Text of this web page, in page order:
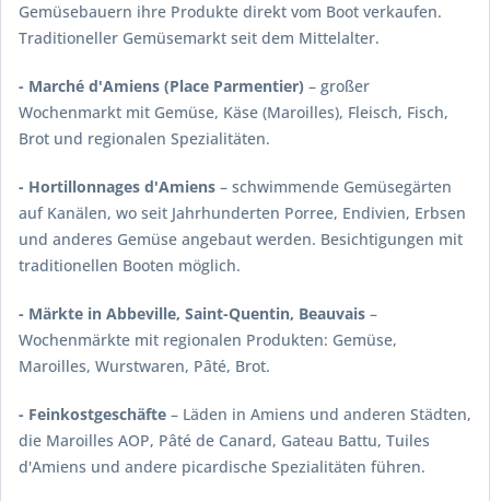
Gemüsebauern ihre Produkte direkt vom Boot verkaufen.
Traditioneller Gemüsemarkt seit dem Mittelalter.
- Marché d'Amiens (Place Parmentier) – großer
Wochenmarkt mit Gemüse, Käse (Maroilles), Fleisch, Fisch,
Brot und regionalen Spezialitäten.
- Hortillonnages d'Amiens – schwimmende Gemüsegärten
auf Kanälen, wo seit Jahrhunderten Porree, Endivien, Erbsen
und anderes Gemüse angebaut werden. Besichtigungen mit
traditionellen Booten möglich.
- Märkte in Abbeville, Saint-Quentin, Beauvais –
Wochenmärkte mit regionalen Produkten: Gemüse,
Maroilles, Wurstwaren, Pâté, Brot.
- Feinkostgeschäfte – Läden in Amiens und anderen Städten,
die Maroilles AOP, Pâté de Canard, Gateau Battu, Tuiles
d'Amiens und andere picardische Spezialitäten führen.